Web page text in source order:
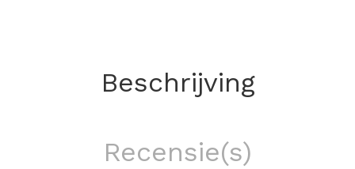
Beschrijving
Recensie(s)